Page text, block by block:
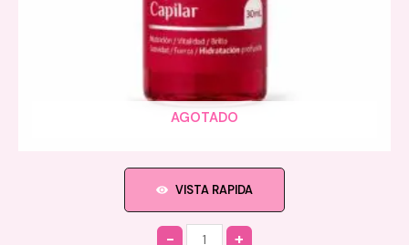
AGOTADO
VISTA RAPIDA
Quantity